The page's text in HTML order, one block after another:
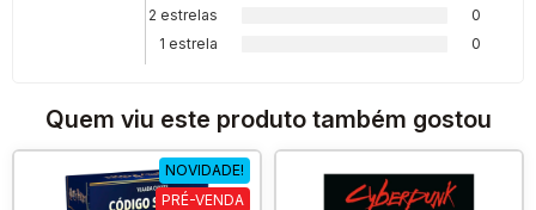
2 estrelas
0
1 estrela
0
Quem viu este produto também gostou
NOVIDADE!
PRÉ-VENDA